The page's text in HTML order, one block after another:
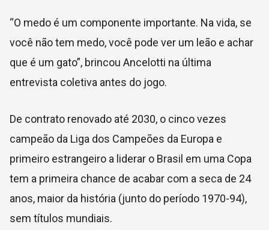
“O medo é um componente importante. Na vida, se
você não tem medo, você pode ver um leão e achar
que é um gato”, brincou Ancelotti na última
entrevista coletiva antes do jogo.
De contrato renovado até 2030, o cinco vezes
campeão da Liga dos Campeões da Europa e
primeiro estrangeiro a liderar o Brasil em uma Copa
tem a primeira chance de acabar com a seca de 24
anos, maior da história (junto do período 1970-94),
sem títulos mundiais.